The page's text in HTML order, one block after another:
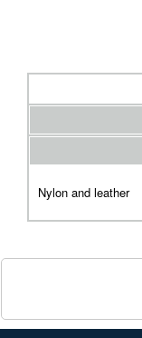
Nylon and leather